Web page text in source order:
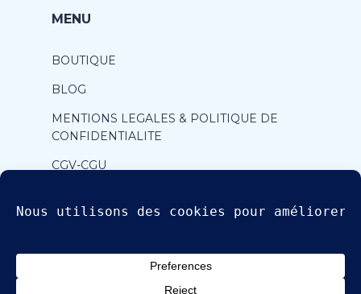
MENU
BOUTIQUE
BLOG
MENTIONS LEGALES & POLITIQUE DE
CONFIDENTIALITE
CGV-CGU